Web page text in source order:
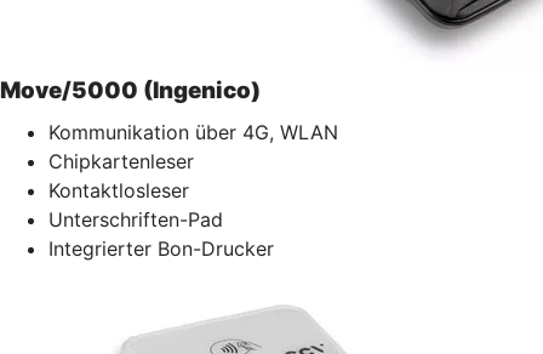
Move/5000 (Ingenico)
Kommunikation über 4G, WLAN
Chipkartenleser
Kontaktlosleser
Unterschriften-Pad
Integrierter Bon-Drucker